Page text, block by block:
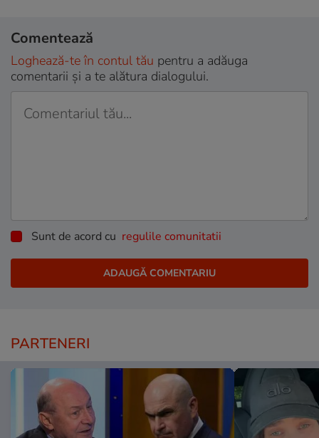
Comentează
Loghează-te în contul tău pentru a adăuga
comentarii și a te alătura dialogului.
Sunt de acord cu regulile comunitatii
PARTENERI